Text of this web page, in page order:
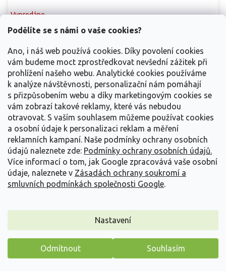
Podělíte se s námi o vaše cookies?
Ano, i náš web používá cookies. Díky povolení cookies
vám budeme moct zprostředkovat nevšední zážitek při
prohlížení našeho webu. Analytické cookies používáme
k analýze návštěvnosti, personalizační nám pomáhají
s přizpůsobením webu a díky marketingovým cookies se
vám zobrazí takové reklamy, které vás nebudou
otravovat. S vaším souhlasem můžeme používat cookies
a osobní údaje k personalizaci reklam a měření
reklamních kampaní. Naše podmínky ochrany osobních
údajů naleznete zde: Podmínky ochrany osobních údajů.
Více informací o tom, jak Google zpracovává vaše osobní
údaje, naleznete v Zásadách ochrany soukromí a
smluvních podmínkách společnosti Google.
Nastavení
Odmítnout Souhlasím
Vyprodáno
od 149 Kč
Detail
Atraktivní stolní odrůda vinné révy s velkými, chutnými bobulemi a
Máme pro vás malý dárek